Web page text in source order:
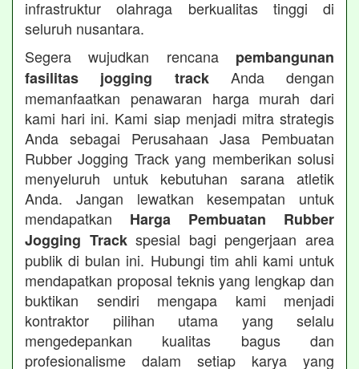
infrastruktur olahraga berkualitas tinggi di
seluruh nusantara.
Segera wujudkan rencana pembangunan
fasilitas jogging trackAnda dengan
memanfaatkan penawaran harga murah dari
kami hari ini. Kami siap menjadi mitra strategis
Anda sebagai Perusahaan Jasa Pembuatan
Rubber Jogging Track yang memberikan solusi
menyeluruh untuk kebutuhan sarana atletik
Anda. Jangan lewatkan kesempatan untuk
mendapatkan Harga Pembuatan Rubber
Jogging Trackspesial bagi pengerjaan area
publik di bulan ini. Hubungi tim ahli kami untuk
mendapatkan proposal teknis yang lengkap dan
buktikan sendiri mengapa kami menjadi
kontraktor pilihan utama yang selalu
mengedepankan kualitas bagus dan
profesionalisme dalam setiap karya yang